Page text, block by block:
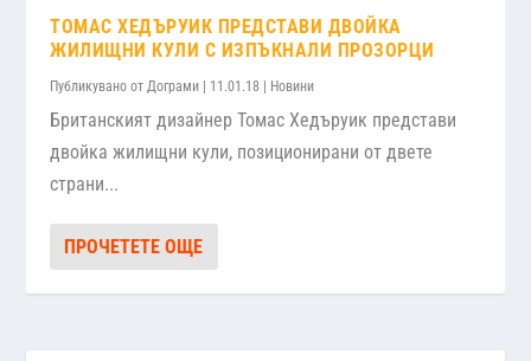
ТОМАС ХЕДЪРУИК ПРЕДСТАВИ ДВОЙКА
ЖИЛИЩНИ КУЛИ С ИЗПЪКНАЛИ ПРОЗОРЦИ
Публикувано от Дограми | 11.01.18 | Новини
Британският дизайнер Томас Хедъруик представи
двойка жилищни кули, позиционирани от двете
страни...
ПРОЧЕТЕТЕ ОЩЕ